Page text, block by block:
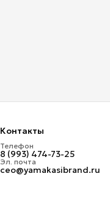
Контакты
Телефон
8 (993) 474-73-25
Эл. почта
ceo@yamakasibrand.ru